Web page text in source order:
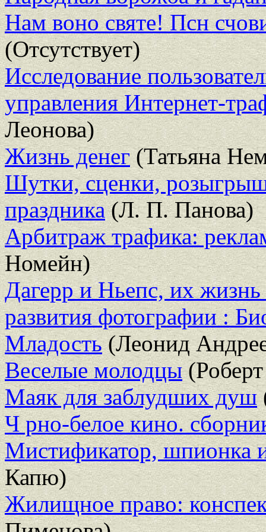
Нам воно святе! Псн
(Отсутствует)
Исследование
управления Интернет-
Леонова)
Жизнь денег(Татьяна
Шутки, сценки,
праздника(Л. П. Панова)
Арбитраж трафика:
Номейн)
Дагерр и Ньепс, их жизнь
развития фотографии :
Младость(Леонид
Веселые молодцы
Маяк для заблудших душ
Ч рно-белое кино.
Мистификатор, шпионка
Капю)
Жилищное право: